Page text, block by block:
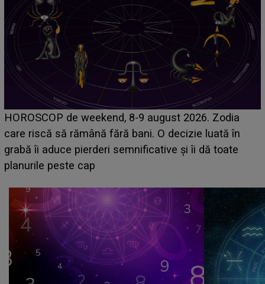
Emanuel a ținut ACEST DETALIU ASCUNS până
acum! În fața Alexandrei, concurentul din Casa Iubirii
face o MĂRTURISIRE NEAȘTEPTATĂ despre mama
sa: "I-am spus și ei în față, eu nu te iubesc pentru